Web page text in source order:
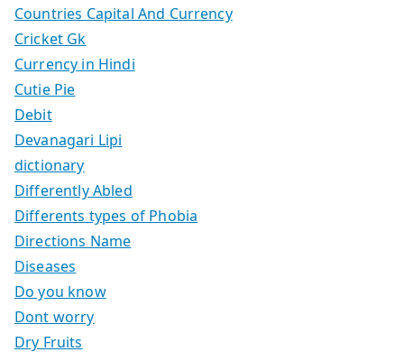
Countries Capital And Currency
Cricket Gk
Currency in Hindi
Cutie Pie
Debit
Devanagari Lipi
dictionary
Differently Abled
Differents types of Phobia
Directions Name
Diseases
Do you know
Dont worry
Dry Fruits